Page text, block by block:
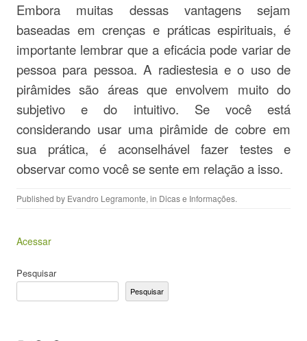
Embora muitas dessas vantagens sejam
baseadas em crenças e práticas espirituais, é
importante lembrar que a eficácia pode variar de
pessoa para pessoa. A radiestesia e o uso de
pirâmides são áreas que envolvem muito do
subjetivo e do intuitivo. Se você está
considerando usar uma pirâmide de cobre em
sua prática, é aconselhável fazer testes e
observar como você se sente em relação a isso.
Published by Evandro Legramonte, in Dicas e Informações.
Acessar
Pesquisar
Pesquisar